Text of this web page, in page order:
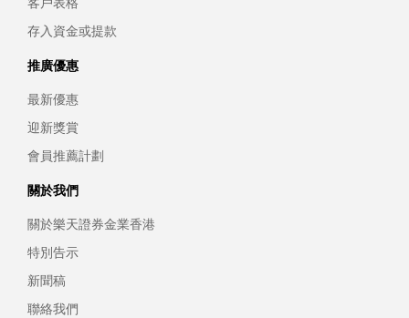
客戶表格
存入資金或提款
推廣優惠
最新優惠
迎新獎賞
會員推薦計劃
關於我們
關於樂天證券金業香港
特別告示
新聞稿
聯絡我們